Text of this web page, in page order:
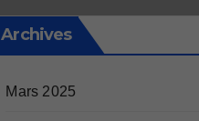
Archives
Mars 2025